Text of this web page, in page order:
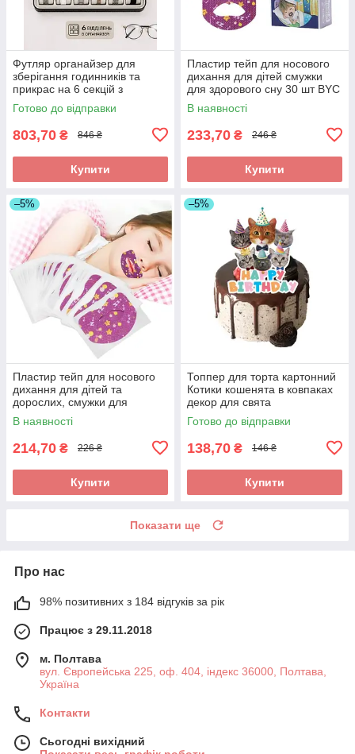
Футляр органайзер для
зберігання годинників та
прикрас на 6 секцій з
екошкіри 33X11X7,5 см
чорний
Готово до відправки
803,70 ₴ 846 ₴
Купити
Пластир тейп для носового
дихання для дітей смужки
для здорового сну 30 шт BYC
В наявності
233,70 ₴ 246 ₴
Купити
–5%
Пластир тейп для носового
дихання для дітей та
дорослих, смужки для
здорового сну 30 шт BYC
В наявності
214,70 ₴ 226 ₴
Купити
–5%
Топпер для торта картонний
Котики кошенята в ковпаках
декор для свята
Готово до відправки
138,70 ₴ 146 ₴
Купити
Показати ще
Про нас
98% позитивних з 184 відгуків за рік
Працює з 29.11.2018
м. Полтава
вул. Європейська 225, оф. 404, індекс 36000, Полтава,
Україна
Контакти
Сьогодні вихідний